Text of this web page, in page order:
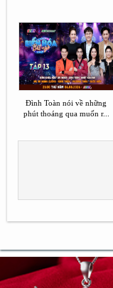
Đình Toàn nói về những
phút thoáng qua muốn r...